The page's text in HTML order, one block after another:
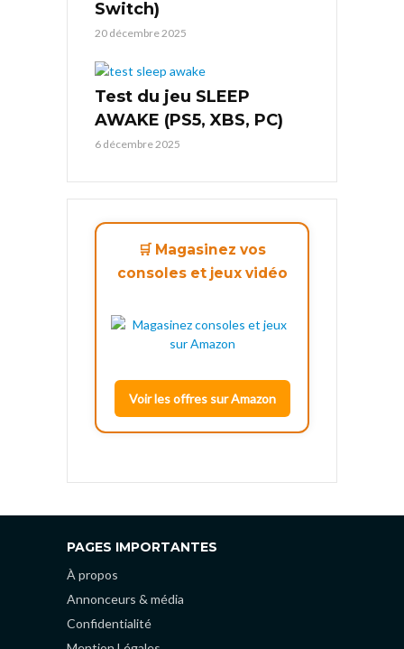
Switch)
20 décembre 2025
Test du jeu SLEEP
AWAKE (PS5, XBS, PC)
6 décembre 2025
🛒 Magasinez vos
consoles et jeux vidéo
Voir les offres sur Amazon
PAGES IMPORTANTES
À propos
Annonceurs & média
Confidentialité